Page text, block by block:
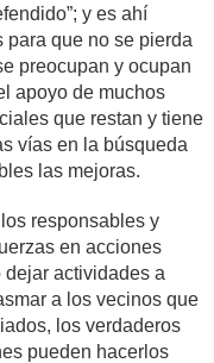
y es ahí
para que no se pierda
preocupan y ocupan
apoyo de muchos
que restan y tiene
vías en la búsqueda
las mejoras.
responsables y
en acciones
actividades a
a los vecinos que
los verdaderos
pueden hacerlos